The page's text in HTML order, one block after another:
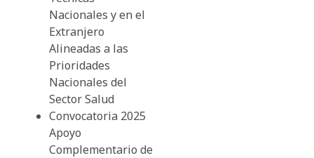
Nacionales y en el
Extranjero
Alineadas a las
Prioridades
Nacionales del
Sector Salud
Convocatoria 2025
Apoyo
Complementario de